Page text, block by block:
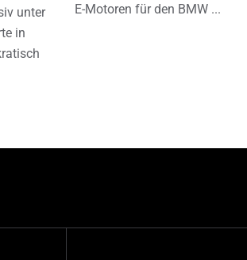
unter
in
E-Motoren für den BMW